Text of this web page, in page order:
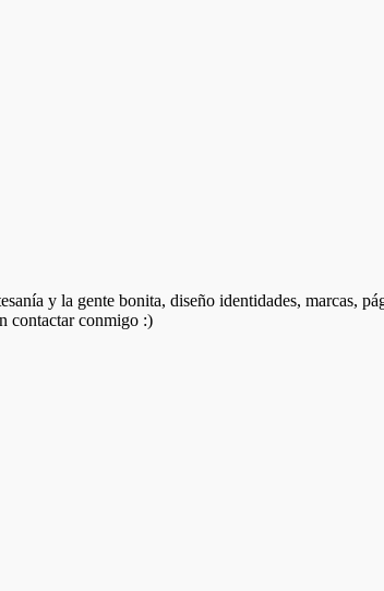
y la gente bonita, diseño identidades, marcas,
contactar conmigo :)